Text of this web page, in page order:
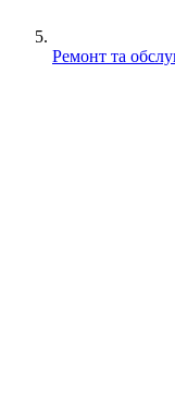
Ремонт та